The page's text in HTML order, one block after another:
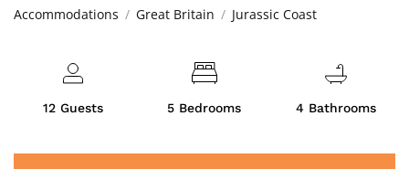
Accommodations Great Britain Jurassic Coast
12 Guests 5 Bedrooms 4 Bathrooms